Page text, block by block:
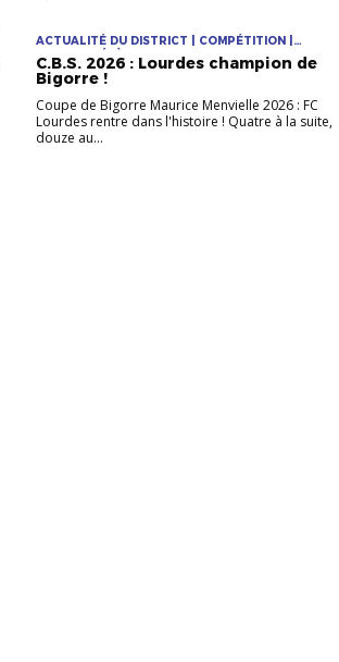
ACTUALITÉ DU DISTRICT | COMPÉTITION |
DERNIERS ÉVÈNEMENTS
C.B.S. 2026 : Lourdes champion de
Bigorre !
Coupe de Bigorre Maurice Menvielle 2026 : FC
Lourdes rentre dans l'histoire ! Quatre à la suite,
douze au...